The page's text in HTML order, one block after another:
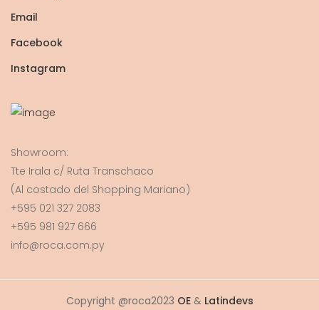
Email
Facebook
Instagram
Showroom:
Tte Irala c/ Ruta Transchaco
(Al costado del Shopping Mariano)
+595 021 327 2083
+595 981 927 666
info@roca.com.py
Copyright @roca2023 OE& Latindevs